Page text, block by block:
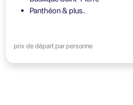
Panthéon & plus..
prix de départ par personne